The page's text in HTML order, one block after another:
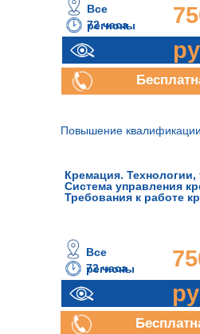
Кремация. Технологии,
Система управления
Требования к работе
72 часа
Все
регионы
Повышение квалификации
72 часа
Все
регионы